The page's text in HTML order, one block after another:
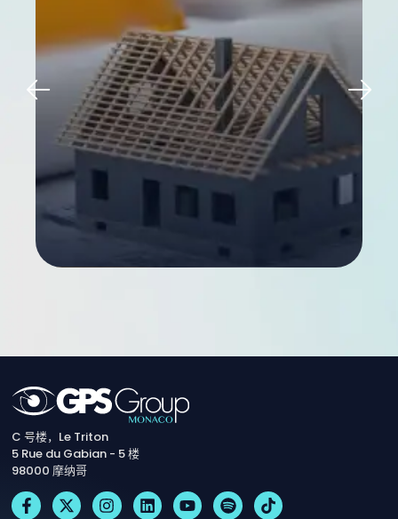
C 号楼，Le Triton
5 Rue du Gabian - 5 楼
98000 摩纳哥